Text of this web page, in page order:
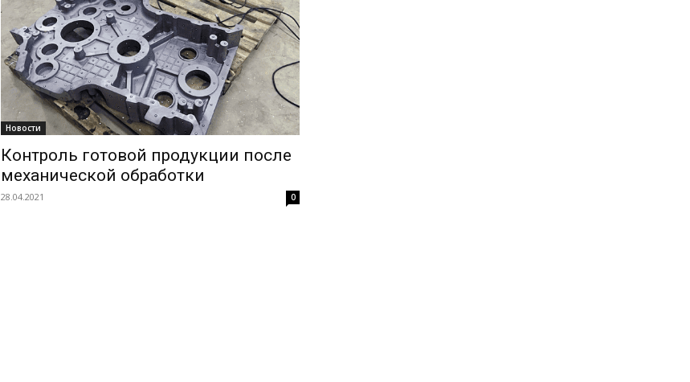
Новости
Контроль готовой продукции после
механической обработки
28.04.2021 0